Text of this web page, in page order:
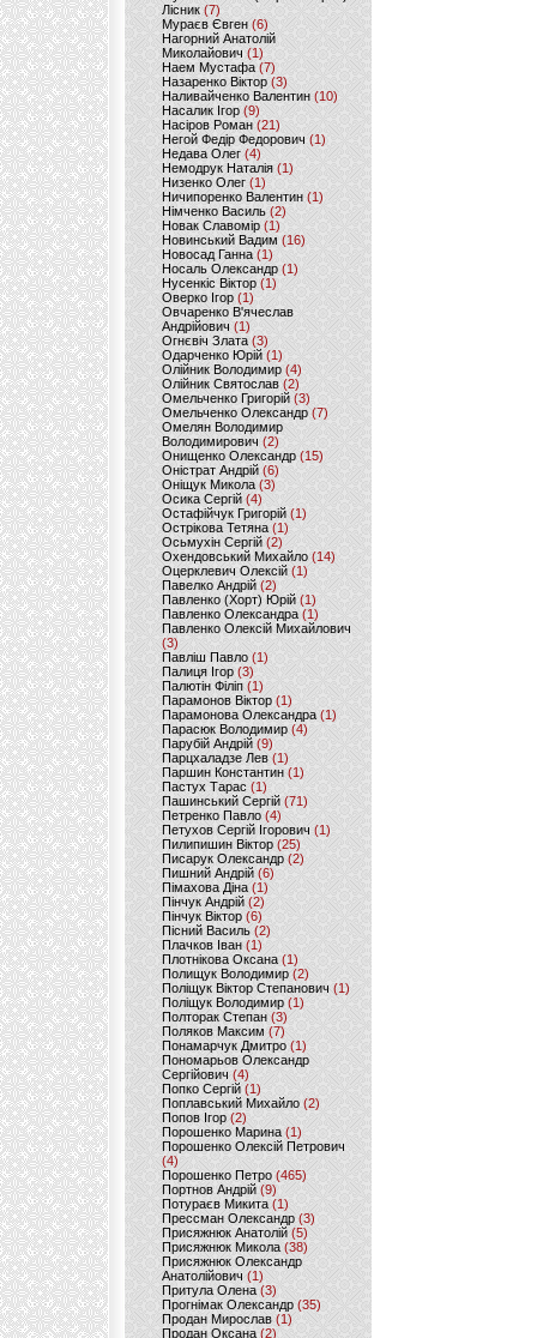
Лісник (7)
Мураєв Євген(6)
Нагорний Анатолій
Миколайович (1)
Наем Мустафа (7)
Назаренко Віктор (3)
Наливайченко Валентин (10)
Насалик Ігор(9)
Насіров Роман (21)
Негой Федір Федорович(1)
Недава Олег(4)
Немодрук Наталія(1)
Низенко Олег (1)
Ничипоренко Валентин (1)
Німченко Василь (2)
Новак Славомір (1)
Новинський Вадим (16)
Новосад Ганна (1)
Носаль Олександр (1)
Нусенкіс Віктор (1)
Оверко Ігор (1)
Овчаренко В'ячеслав
Андрійович(1)
Огнєвіч Злата (3)
Одарченко Юрій(1)
Олійник Володимир (4)
Олійник Святослав (2)
Омельченко Григорій (3)
Омельченко Олександр(7)
Омелян Володимир
Володимирович (2)
Онищенко Олександр (15)
Оністрат Андрій (6)
Оніщук Микола (3)
Осика Сергій(4)
Остафійчук Григорій(1)
Острікова Тетяна (1)
Осьмухін Сергій (2)
Охендовський Михайло (14)
Оцерклевич Олексій (1)
Павелко Андрій (2)
Павленко (Хорт) Юрій (1)
Павленко Олександра (1)
Павленко Олексій Михайлович
(3)
Павліш Павло(1)
Палиця Ігор (3)
Палютін Філіп(1)
Парамонов Віктор (1)
Парамонова Олександра(1)
Парасюк Володимир(4)
Парубій Андрій (9)
Парцхаладзе Лев (1)
Паршин Константин(1)
Пастух Тарас (1)
Пашинський Сергій (71)
Петренко Павло (4)
Петухов Сергій Ігорович (1)
Пилипишин Віктор(25)
Писарук Олександр(2)
Пишний Андрій (6)
Пімахова Діна(1)
Пінчук Андрій(2)
Пінчук Віктор (6)
Пісний Василь (2)
Плачков Іван(1)
Плотнікова Оксана (1)
Полищук Володимир(2)
Поліщук Віктор Степанович(1)
Поліщук Володимир (1)
Полторак Степан(3)
Поляков Максим (7)
Понамарчук Дмитро (1)
Пономарьов Олександр
Сергійович(4)
Попко Сергій (1)
Поплавський Михайло (2)
Попов Ігор(2)
Порошенко Марина (1)
Порошенко Олексій Петрович
(4)
Порошенко Петро (465)
Портнов Андрій (9)
Потураєв Микита(1)
Прессман Олександр(3)
Присяжнюк Анатолій (5)
Присяжнюк Микола (38)
Присяжнюк Олександр
Анатолійович (1)
Притула Олена (3)
Прогнімак Олександр(35)
Продан Мирослав(1)
Продан Оксана (2)